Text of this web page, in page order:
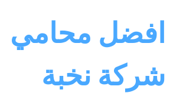
contentافضل محامي
شركة نخبة